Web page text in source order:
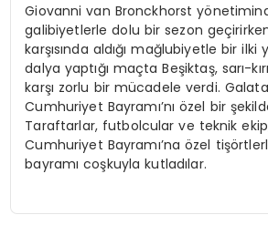
Giovanni van Bronckhorst
galibiyetlerle dolu bir sezon
karşısında aldığı mağlubiyetle bir ilki
dalya yaptığı maçta Beşiktaş, sarı-
karşı zorlu bir mücadele verdi.
Cumhuriyet Bayramı’nı özel bir
Taraftarlar, futbolcular ve teknik
Cumhuriyet Bayramı’na özel
bayramı coşkuyla kutladılar.